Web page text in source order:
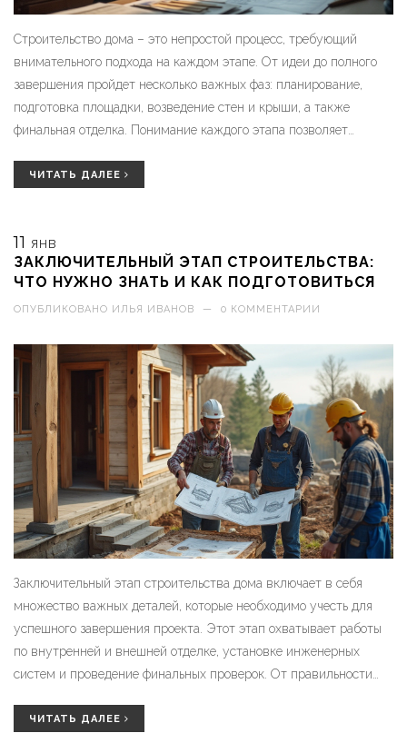
Строительство дома – это непростой процесс, требующий
внимательного подхода на каждом этапе. От идеи до полного
завершения пройдет несколько важных фаз: планирование,
подготовка площадки, возведение стен и крыши, а также
финальная отделка. Понимание каждого этапа позволяет
долговечным. В статье подробно рассматриваются ключевые
ЧИТАТЬ ДАЛЕЕ
11 ЯНВ
ЗАКЛЮЧИТЕЛЬНЫЙ ЭТАП СТРОИТЕЛЬСТВА:
ЧТО НУЖНО ЗНАТЬ И КАК ПОДГОТОВИТЬСЯ
ОПУБЛИКОВАНО ИЛЬЯ ИВАНОВ — 0 КОММЕНТАРИИ
Заключительный этап строительства дома включает в себя
множество важных деталей, которые необходимо учесть для
успешного завершения проекта. Этот этап охватывает работы
по внутренней и внешней отделке, установке инженерных
систем и проведение финальных проверок. От правильности
эксплуатации дома. Важно знать о всех нюансах и
ЧИТАТЬ ДАЛЕЕ